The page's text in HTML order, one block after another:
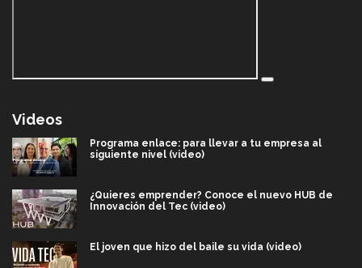
Videos
Programa enlace: para llevar a tu empresa al
siguiente nivel (video)
¿Quieres emprender? Conoce el nuevo HUB de
Innovación del Tec (video)
El joven que hizo del baile su vida (video)